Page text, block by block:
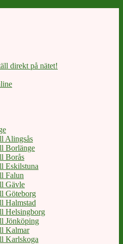
direkt på nätet!
Alingsås
Borlänge
Borås
Eskilstuna
Falun
Gävle
Göteborg
Halmstad
Helsingborg
Jönköping
Kalmar
Karlskoga